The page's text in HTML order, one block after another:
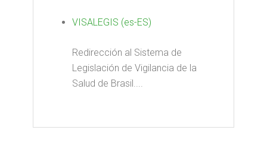
VISALEGIS (es-ES)
Redirección al Sistema de
Legislación de Vigilancia de la
Salud de Brasil....